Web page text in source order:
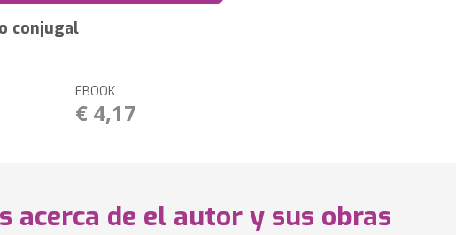
conjugal
EBOOK
€ 4,17
acerca de el autor y sus obras